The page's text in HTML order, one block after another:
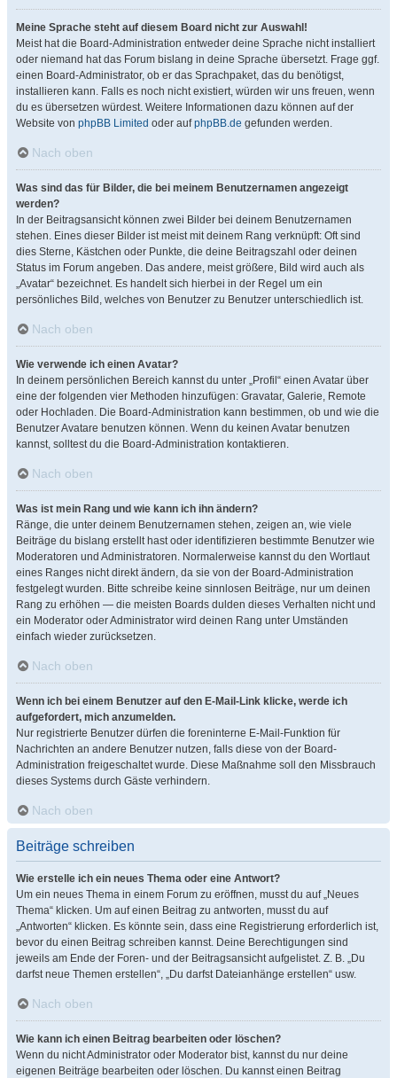
Meine Sprache steht auf diesem Board nicht zur Auswahl!
Meist hat die Board-Administration entweder deine Sprache nicht installiert
oder niemand hat das Forum bislang in deine Sprache übersetzt. Frage ggf.
einen Board-Administrator, ob er das Sprachpaket, das du benötigst,
installieren kann. Falls es noch nicht existiert, würden wir uns freuen, wenn
du es übersetzen würdest. Weitere Informationen dazu können auf der
Website von phpBB Limited oder aufphpBB.de gefunden werden.
Nach oben
Was sind das für Bilder, die bei meinem Benutzernamen angezeigt
werden?
In der Beitragsansicht können zwei Bilder bei deinem Benutzernamen
stehen. Eines dieser Bilder ist meist mit deinem Rang verknüpft: Oft sind
dies Sterne, Kästchen oder Punkte, die deine Beitragszahl oder deinen
Status im Forum angeben. Das andere, meist größere, Bild wird auch als
„Avatar“ bezeichnet. Es handelt sich hierbei in der Regel um ein
persönliches Bild, welches von Benutzer zu Benutzer unterschiedlich ist.
Nach oben
Wie verwende ich einen Avatar?
In deinem persönlichen Bereich kannst du unter „Profil“ einen Avatar über
eine der folgenden vier Methoden hinzufügen: Gravatar, Galerie, Remote
oder Hochladen. Die Board-Administration kann bestimmen, ob und wie die
Benutzer Avatare benutzen können. Wenn du keinen Avatar benutzen
kannst, solltest du die Board-Administration kontaktieren.
Nach oben
Was ist mein Rang und wie kann ich ihn ändern?
Ränge, die unter deinem Benutzernamen stehen, zeigen an, wie viele
Beiträge du bislang erstellt hast oder identifizieren bestimmte Benutzer wie
Moderatoren und Administratoren. Normalerweise kannst du den Wortlaut
eines Ranges nicht direkt ändern, da sie von der Board-Administration
festgelegt wurden. Bitte schreibe keine sinnlosen Beiträge, nur um deinen
Rang zu erhöhen — die meisten Boards dulden dieses Verhalten nicht und
ein Moderator oder Administrator wird deinen Rang unter Umständen
einfach wieder zurücksetzen.
Nach oben
Wenn ich bei einem Benutzer auf den E-Mail-Link klicke, werde ich
aufgefordert, mich anzumelden.
Nur registrierte Benutzer dürfen die foreninterne E-Mail-Funktion für
Nachrichten an andere Benutzer nutzen, falls diese von der Board-
Administration freigeschaltet wurde. Diese Maßnahme soll den Missbrauch
dieses Systems durch Gäste verhindern.
Nach oben
Beiträge schreiben
Wie erstelle ich ein neues Thema oder eine Antwort?
Um ein neues Thema in einem Forum zu eröffnen, musst du auf „Neues
Thema“ klicken. Um auf einen Beitrag zu antworten, musst du auf
„Antworten“ klicken. Es könnte sein, dass eine Registrierung erforderlich ist,
bevor du einen Beitrag schreiben kannst. Deine Berechtigungen sind
jeweils am Ende der Foren- und der Beitragsansicht aufgelistet. Z. B. „Du
darfst neue Themen erstellen“, „Du darfst Dateianhänge erstellen“ usw.
Nach oben
Wie kann ich einen Beitrag bearbeiten oder löschen?
Wenn du nicht Administrator oder Moderator bist, kannst du nur deine
eigenen Beiträge bearbeiten oder löschen. Du kannst einen Beitrag